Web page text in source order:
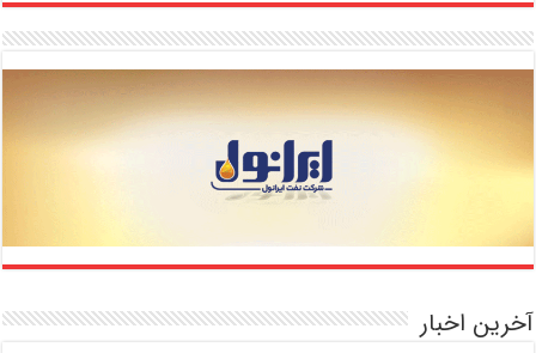
آخرین اخبار